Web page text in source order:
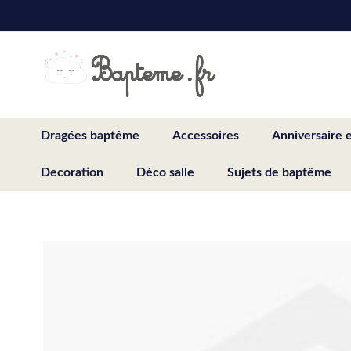
to
Dragées baptême Accessoires Anniversaire
Decoration Déco salle Sujets de baptême